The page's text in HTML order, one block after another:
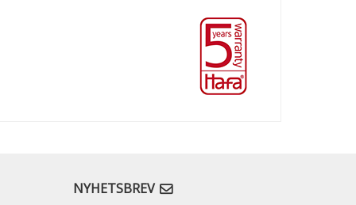
NYHETSBREV